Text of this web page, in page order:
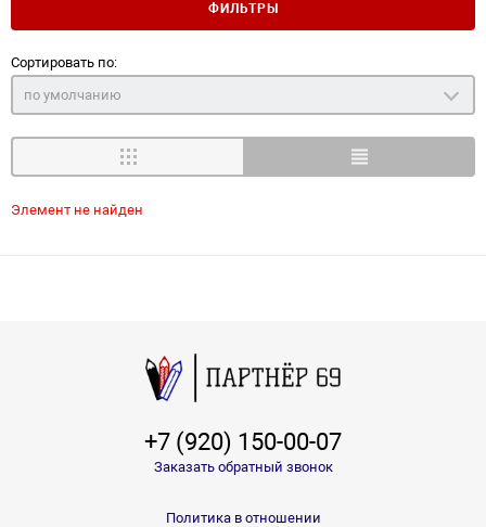
ФИЛЬТРЫ
Сортировать по:
по умолчанию
Элемент не найден
+7 (920) 150-00-07
Заказать обратный звонок
Политика в отношении